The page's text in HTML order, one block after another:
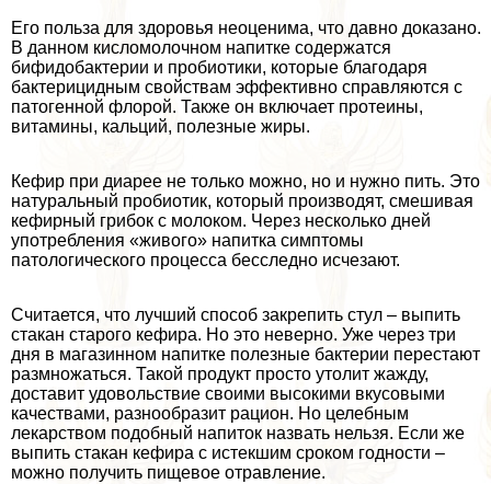
Его польза для здоровья неоценима, что давно доказано.
В данном кисломолочном напитке содержатся
бифидобактерии и пробиотики, которые благодаря
бактерицидным свойствам эффективно справляются с
патогенной флорой. Также он включает протеины,
витамины, кальций, полезные жиры.
Кефир при диарее не только можно, но и нужно пить. Это
натуральный пробиотик, который производят, смешивая
кефирный грибок с молоком. Через несколько дней
употрeбления «живого» напитка симптомы
патологического процесса бесследно исчезают.
Считается, что лучший способ закрепить стул – выпить
стакан старого кефира. Но это неверно. Уже через три
дня в магазинном напитке полезные бактерии перестают
размножаться. Такой продукт просто утолит жажду,
доставит удовольствие своими высокими вкусовыми
качествами, разнообразит рацион. Но целебным
лекарством подобный напиток назвать нельзя. Если же
выпить стакан кефира с истекшим сроком годности –
можно получить пищевое отравление.